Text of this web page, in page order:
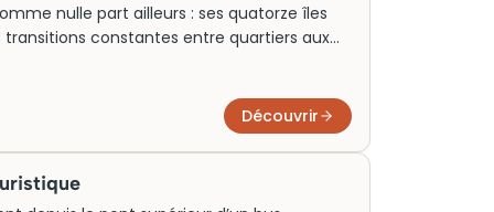
nulle part ailleurs : ses quatorze îles
constantes entre quartiers aux
permettent de décoder l’architecture,
contemporaine à travers des circuits
souvent disponibles en français.
Découvrir